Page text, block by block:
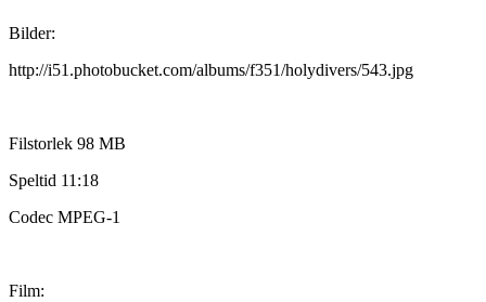
Bilder:
http://i51.photobucket.com/albums/f351/holydivers/543.jpg
Filstorlek 98 MB
Speltid 11:18
Codec MPEG-1
Film: